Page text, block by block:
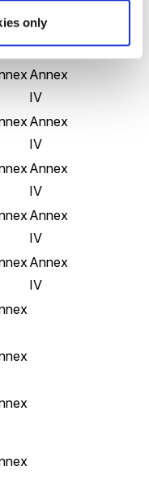
only
IV
Annex
IV
Annex
IV
Annex
IV
Annex
IV
Annex
IV
Annex
IV